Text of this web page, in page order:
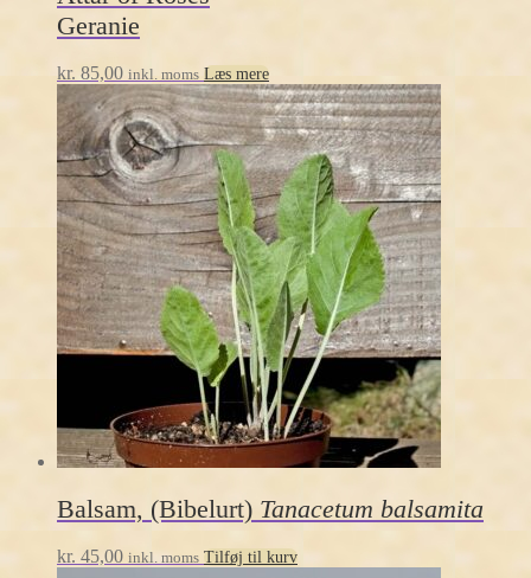
Geranie
kr. 85,00 inkl. moms Læs mere
Balsam, (Bibelurt) Tanacetum balsamita
kr. 45,00 inkl. moms Tilføj til kurv